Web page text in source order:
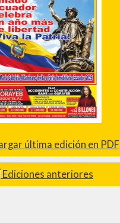
última edición en PDF
Ediciones anteriores